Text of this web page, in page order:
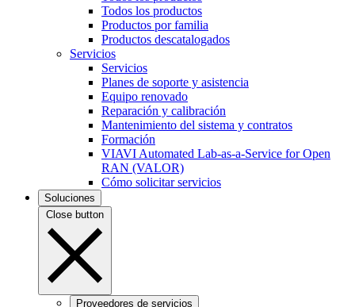
Todos los productos
Productos por familia
Productos descatalogados
Servicios
Servicios
Planes de soporte y asistencia
Equipo renovado
Reparación y calibración
Mantenimiento del sistema y contratos
Formación
VIAVI Automated Lab-as-a-Service for Open
RAN (VALOR)
Cómo solicitar servicios
Soluciones
Close button
Proveedores de servicios